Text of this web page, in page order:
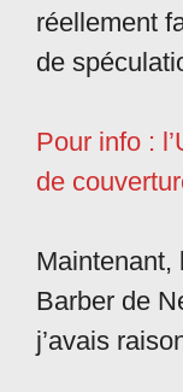
réellement
de
Pour info :
de
Maintenant,
Barber de
j’avais